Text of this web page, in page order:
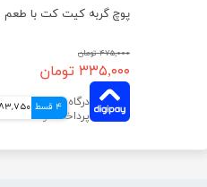
۴۷۵,۰۰۰ تومان
۳۳۵,۰۰۰ تومان
4 قسط 83,750 تومانی